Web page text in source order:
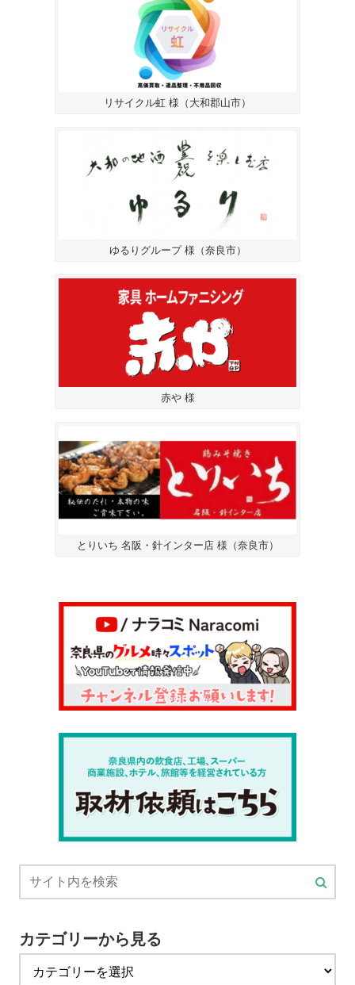
リサイクル虹 様（大和郡山市）
ゆるりグループ 様（奈良市）
赤や 様
とりいち 名阪・針インター店 様（奈良市）
カテゴリーから見る